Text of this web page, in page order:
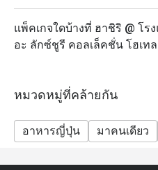
แพ็คเกจใดบ้างที่ ฮาชิริ @ โร
อะ ลักซ์ชูรี คอลเล็คชั่น โฮเท
หมวดหมู่ที่คล้ายกัน
อาหารญี่ปุ่น มาคนเดียว